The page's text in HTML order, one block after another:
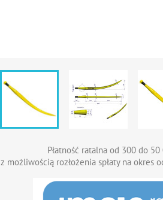
Płatność ratalna od 300 do 50
z możliwością rozłożenia spłaty na okres